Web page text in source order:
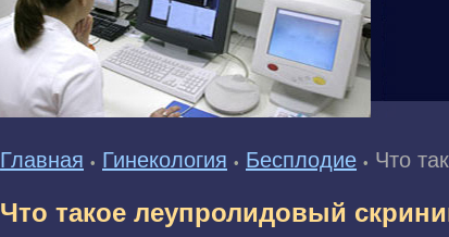
Главная • Гинекология • Бесплодие • Что
Что такое леупролидовый